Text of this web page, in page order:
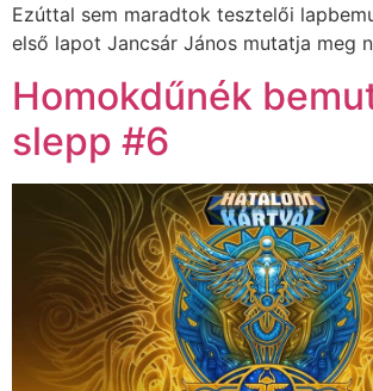
Ezúttal sem maradtok tesztelői
első lapot Jancsár János mutatja meg
Homokdűnék
slepp #6